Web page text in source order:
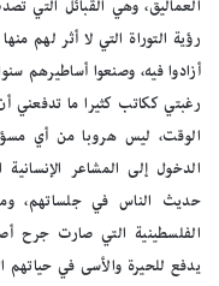
العماليق، وهي القبائل
رؤية التوراة التي لا أثر لهم
أزادوا فيه، وصنعوا أساطيرهم
رغبتي ككاتب كثيرا ما تدفعني
الوقت، ليس هروبا من أي
الدخول إلى المشاعر
حديث الناس في جلساتهم،
الفلسطينية التي صارت جرح
يدفع للحيرة والأسى في حياتهم